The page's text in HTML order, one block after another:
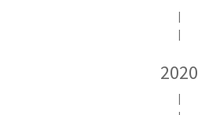
|
|
2020
|